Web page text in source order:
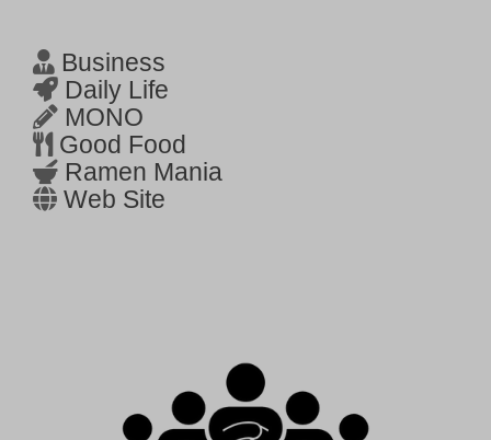
Business
Daily Life
MONO
Good Food
Ramen Mania
Web Site